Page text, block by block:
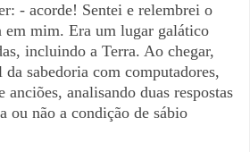
- acorde! Sentei e relembrei o
em mim. Era um lugar galático
incluindo a Terra. Ao chegar,
da sabedoria com computadores,
analisando duas respostas
ou não a condição de sábio